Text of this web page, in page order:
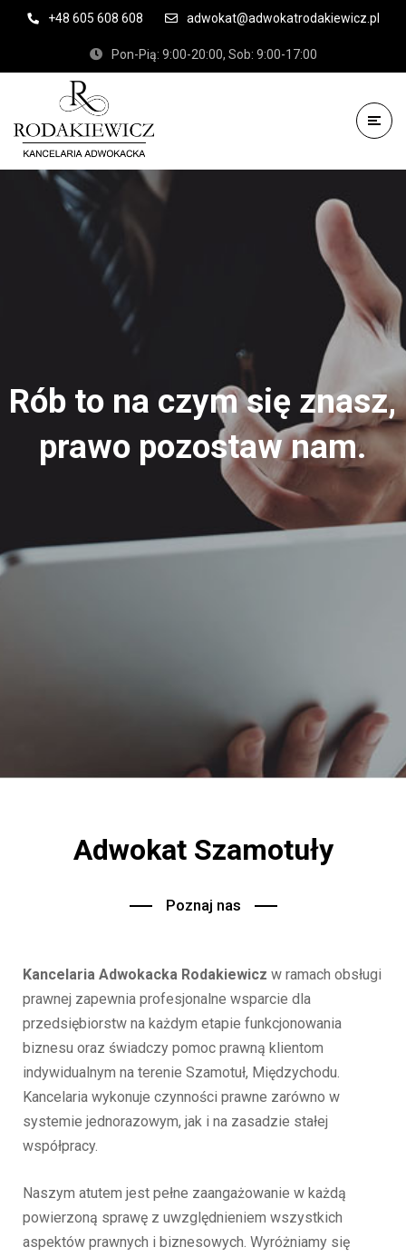
+48 605 608 608 adwokat@adwokatrodakiewicz.pl
Pon-Pią: 9:00-20:00, Sob: 9:00-17:00
Rób to na czym się znasz,
prawo pozostaw nam.
Adwokat Szamotuły
Poznaj nas
Kancelaria Adwokacka Rodakiewicz w ramach obsługi
prawnej zapewnia profesjonalne wsparcie dla
przedsiębiorstw na każdym etapie funkcjonowania
biznesu oraz świadczy pomoc prawną klientom
indywidualnym na terenie Szamotuł, Międzychodu.
Kancelaria wykonuje czynności prawne zarówno w
systemie jednorazowym, jak i na zasadzie stałej
współpracy.
Naszym atutem jest pełne zaangażowanie w każdą
powierzoną sprawę z uwzględnieniem wszystkich
aspektów prawnych i biznesowych. Wyróżniamy się